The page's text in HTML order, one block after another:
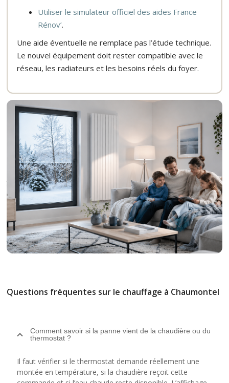
Utiliser le simulateur officiel des aides France
Rénov’.
Une aide éventuelle ne remplace pas l’étude technique.
Le nouvel équipement doit rester compatible avec le
réseau, les radiateurs et les besoins réels du foyer.
Questions fréquentes sur le chauffage à Chaumontel
Comment savoir si la panne vient de la chaudière ou du
thermostat ?
Il faut vérifier si le thermostat demande réellement une
montée en température, si la chaudière reçoit cette